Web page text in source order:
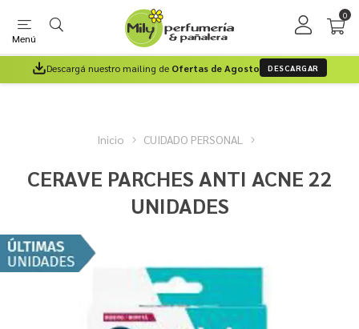
Menú
0
Descargá nuestro mailing de Ofertas de Agosto DESCARGAR
Inicio CUIDADO PERSONAL
CERAVE PARCHES ANTI ACNE 22
UNIDADES